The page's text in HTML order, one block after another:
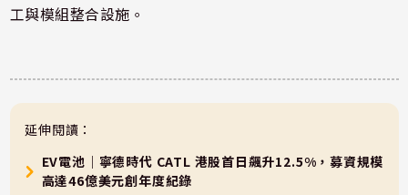
工與模組整合設施。
延伸閱讀：
EV電池｜寧德時代 CATL 港股首日飆升12.5%，募資規模
高達46億美元創年度紀錄